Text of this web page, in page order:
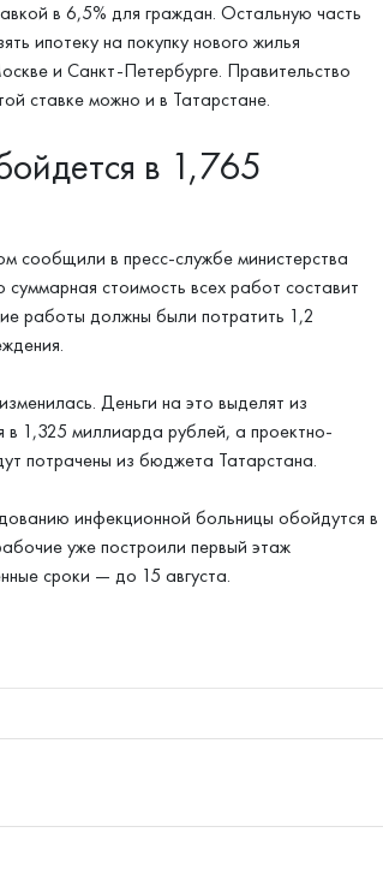
в 6,5% для граждан. Остальную часть
ипотеку на покупку нового жилья
и Санкт-Петербурге. Правительство
ставке можно и в Татарстане.
в 1,765
сообщили в пресс-службе министерства
стоимость всех работ составит
работы должны были потратить 1,2
Деньги на это выделят из
1,325 миллиарда рублей, а проектно-
потрачены из бюджета Татарстана.
инфекционной больницы обойдутся в
уже построили первый этаж
сроки — до 15 августа.